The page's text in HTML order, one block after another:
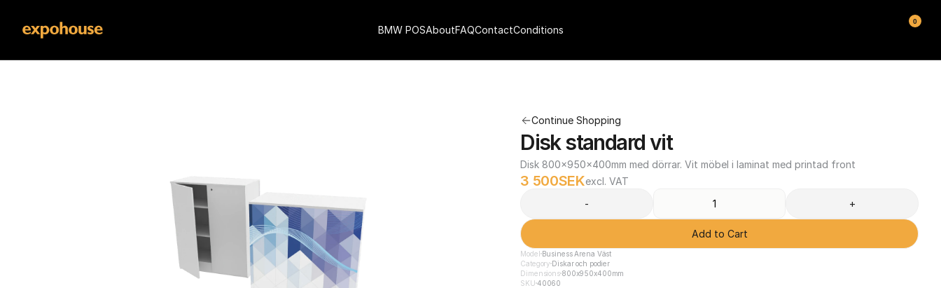
Continue Shopping
Disk standard vit
Disk 800x950x400mm med dörrar. Vit möbel i laminat med printad front
3 500SEKexcl. VAT
-
+
Add to Cart
Model Business Arena Väst
Category Diskar och podier
Dimensions800x950x400mm
SKU 40060
BMW POSAboutFAQContactConditions
0